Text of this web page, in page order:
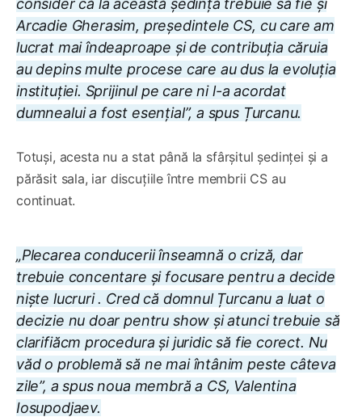
consider că la această ședință trebuie să fie și
Arcadie Gherasim, președintele CS, cu care am
lucrat mai îndeaproape și de contribuția căruia
au depins multe procese care au dus la evoluția
instituției. Sprijinul pe care ni l-a acordat
dumnealui a fost esențial”, a spus Țurcanu.
Totuși, acesta nu a stat până la sfârșitul ședinței și a
părăsit sala, iar discuțiile între membrii CS au
continuat.
„Plecarea conducerii înseamnă o criză, dar
trebuie concentare și focusare pentru a decide
niște lucruri . Cred că domnul Țurcanu a luat o
decizie nu doar pentru show și atunci trebuie să
clarifiăcm procedura și juridic să fie corect. Nu
văd o problemă să ne mai întânim peste câteva
zile”, a spus noua membră a CS, Valentina
Iosupodjaev.